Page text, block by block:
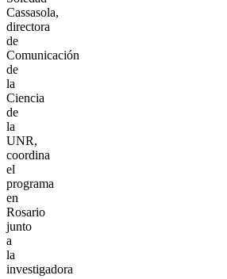
Cassasola,
directora
de
Comunicación
de
la
Ciencia
de
la
UNR,
coordina
el
programa
en
Rosario
junto
a
la
investigadora